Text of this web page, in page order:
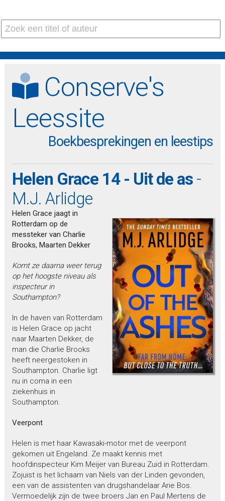
Conserve's
Leessite
Boekbesprekingen en leestips
Helen Grace 14 - Uit de as-
M.J. Arlidge
Helen Grace jaagt in
Rotterdam op de
messteker van Charlie
Brooks, Maarten Dekker
Komt ze daarna weer terug
op het hoogste niveau als
inspecteur in
Southampton?
In de haven van Rotterdam
is Helen Grace op jacht
naar Maarten Dekker, de
man die Charlie Brooks
heeft neergestoken in
Southampton. Charlie ligt
nu in coma in een
ziekenhuis in
Southampton.
Veerpont
Helen is met haar Kawasaki-motor met de veerpont
gekomen uit Engeland. Ze maakt kennis met
hoofdinspecteur Kim Meijer van Bureau Zuid in Rotterdam.
Zojuist is het lichaam van Niels van der Linden gevonden,
een van de assistenten van drugshandelaar Arie Bos.
Vermoedelijk zijn de twee broers Jan en Paul Mertens de